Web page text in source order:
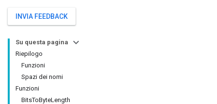
INVIA FEEDBACK
Su questa pagina
Riepilogo
Funzioni
Spazi dei nomi
Funzioni
BitsToByteLength